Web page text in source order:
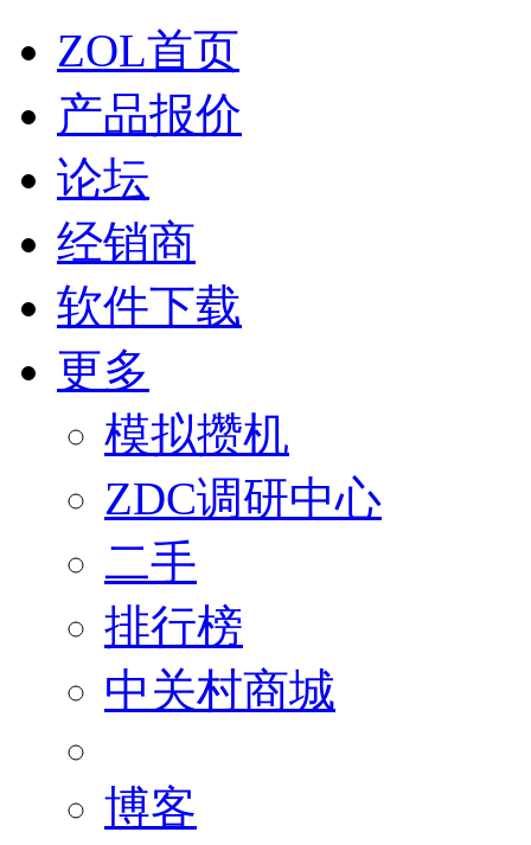
ZOL首页
产品报价
论坛
经销商
软件下载
更多
模拟攒机
ZDC调研中心
二手
排行榜
中关村商城
博客